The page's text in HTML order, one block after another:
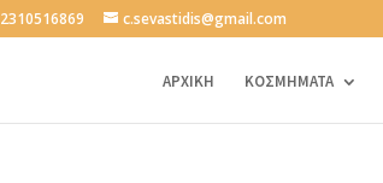
c.sevastidis@gmail.com
ΑΡΧΙΚΗ ΚΟΣΜΗΜΑΤΑ